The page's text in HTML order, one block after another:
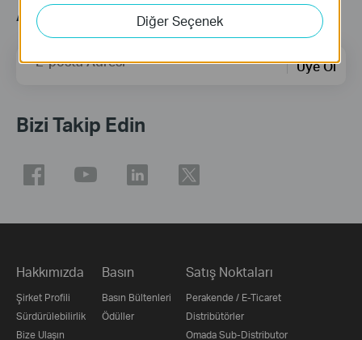
Abonelik
E-posta Adresi Üye Ol
Bizi Takip Edin
Hakkımızda
Şirket Profili
Sürdürülebilirlik
Bize Ulaşın
Basın
Basın Bültenleri
Ödüller
Satış Noktaları
Perakende / E-Ticaret
Distribütörler
Omada Sub-Distributor
Diğer Seçenek